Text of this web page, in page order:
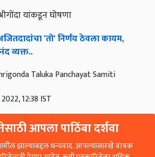
यांकडून घोषणा
'तो' निर्णय ठेवला कायम,
व्यक्त..
Taluka Panchayat Samiti
12:38 IST
आपला पाठिंबा दर्शवा
झाल्याबद्दल धन्यवाद. आपल्यासारखे वाचक